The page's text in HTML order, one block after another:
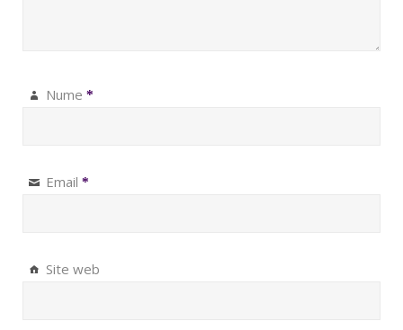
Nume *
Email *
Site web